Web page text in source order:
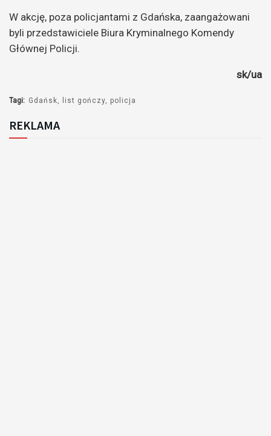
W akcję, poza policjantami z Gdańska, zaangażowani
byli przedstawiciele Biura Kryminalnego Komendy
Głównej Policji.
sk/ua
Tagi: Gdańsk list gończy policja
REKLAMA